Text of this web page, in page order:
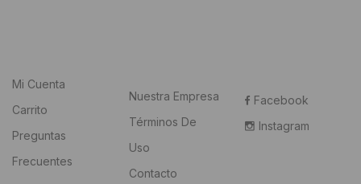
Mi Cuenta
Carrito
Preguntas
Frecuentes
Nuestra Empresa
Términos De
Uso
Contacto
Facebook
Instagram